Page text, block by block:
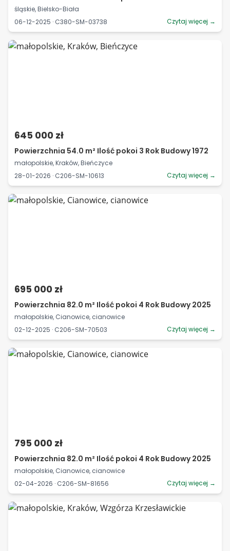
śląskie, Bielsko-Biała
06-12-2025 · C380-SM-03738
Czytaj więcej →
645 000 zł
Powierzchnia 54.0 m² Ilość pokoi 3 Rok Budowy 1972
małopolskie, Kraków, Bieńczyce
28-01-2026 · C206-SM-10613
Czytaj więcej →
695 000 zł
Powierzchnia 82.0 m² Ilość pokoi 4 Rok Budowy 2025
małopolskie, Cianowice, cianowice
02-12-2025 · C206-SM-70503
Czytaj więcej →
795 000 zł
Powierzchnia 82.0 m² Ilość pokoi 4 Rok Budowy 2025
małopolskie, Cianowice, cianowice
02-04-2026 · C206-SM-81656
Czytaj więcej →